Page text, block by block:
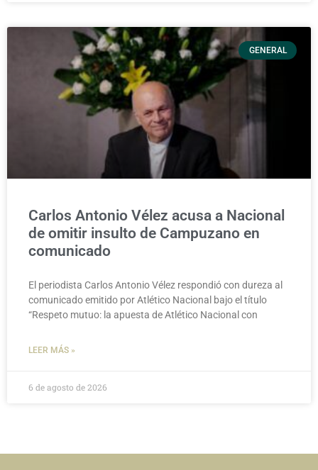
GENERAL
Carlos Antonio Vélez acusa a Nacional
de omitir insulto de Campuzano en
comunicado
El periodista Carlos Antonio Vélez respondió con dureza al
comunicado emitido por Atlético Nacional bajo el título
“Respeto mutuo: la apuesta de Atlético Nacional con
LEER MÁS »
6 de agosto de 2026